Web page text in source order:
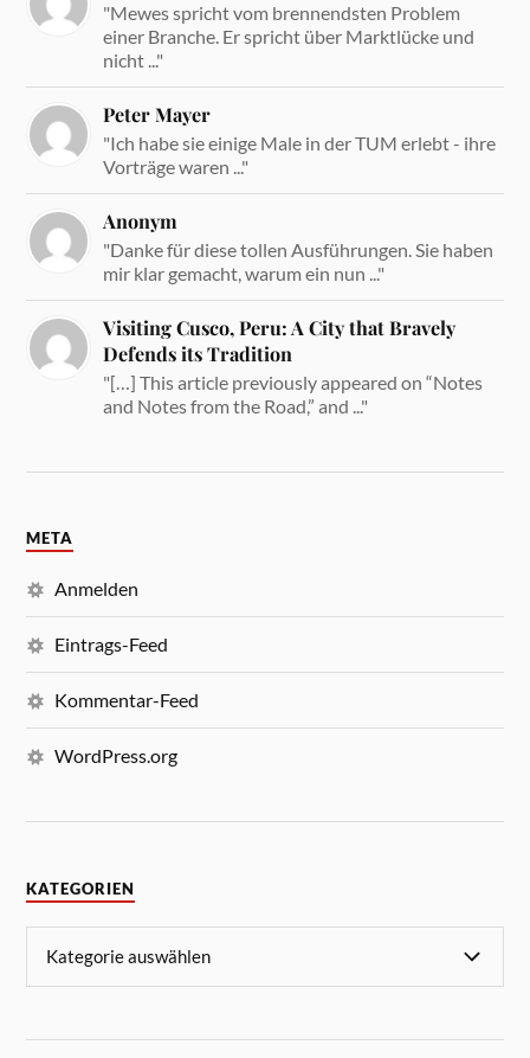
"Mewes spricht vom brennendsten Problem
einer Branche. Er spricht über Marktlücke und
nicht ..."
Peter Mayer
"Ich habe sie einige Male in der TUM erlebt - ihre
Vorträge waren ..."
Anonym
"Danke für diese tollen Ausführungen. Sie haben
mir klar gemacht, warum ein nun ..."
Visiting Cusco, Peru: A City that Bravely
Defends its Tradition
"[…] This article previously appeared on “Notes
and Notes from the Road,” and ..."
META
Anmelden
Eintrags-Feed
Kommentar-Feed
WordPress.org
KATEGORIEN